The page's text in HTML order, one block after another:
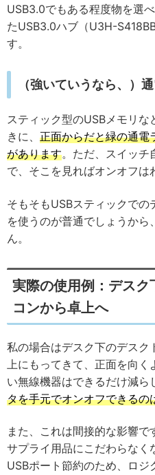
USB3.0でもある程度物を選
たUSB3.0ハブ（U3H-
す。
（強いていうなら、）
スティック型のUSBメモリな
きに、 正面からだと緑の通電
があります。ただ、スイッチ
で、そこを見ればオンオフは
そもそもUSBスティックでの
を使うのが普通でしょうか
ん。
実際の使用例：デスク
コンから卓上へ
私の場合はデスク下のデスク
上にもってきて、正面を向
い無線機器はできるだけ減ら
タを手元でオンオフできるの
また、これは間接的な影響
サプライ用品にこだわらなく
USBポート節約のため、ロ